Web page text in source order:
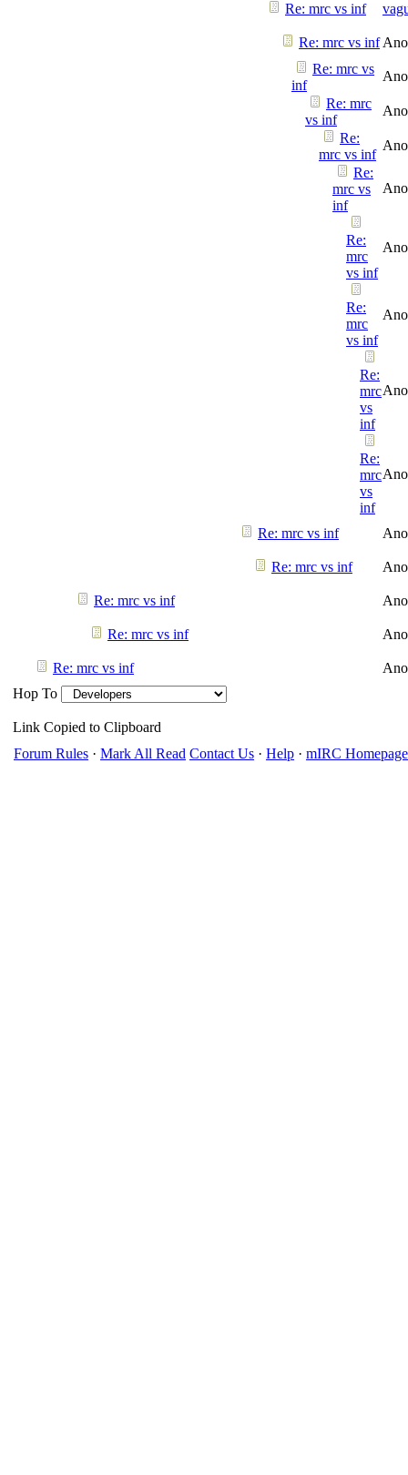
Re: mrc vs inf
Re: mrc vs inf
Re: mrc vs
inf
Re: mrc
vs inf
Re:
mrc vs inf
Re:
mrc vs
inf
Re:
mrc
vs inf
Re:
mrc
vs inf
Re:
mrc
vs
inf
Re:
mrc
vs
inf
Re: mrc vs inf
Re: mrc vs inf
Re: mrc vs inf
Re: mrc vs inf
Re: mrc vs inf
Hop To
Link Copied to Clipboard
Forum Rules · Mark All Read Contact Us · Help · mIRC Homepage